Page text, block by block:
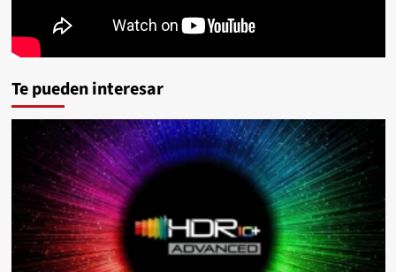
Te pueden interesar